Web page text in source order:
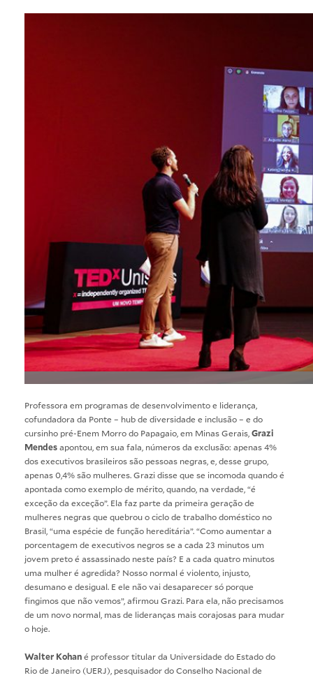
Professora em programas de desenvolvimento e liderança,
cofundadora da Ponte – hub de diversidade e inclusão – e do
cursinho pré-Enem Morro do Papagaio, em Minas Gerais,Grazi
Mendesapontou, em sua fala, números da exclusão: apenas 4%
dos executivos brasileiros são pessoas negras, e, desse grupo,
apenas 0,4% são mulheres. Grazi disse que se incomoda quando é
apontada como exemplo de mérito, quando, na verdade, “é
exceção da exceção”. Ela faz parte da primeira geração de
mulheres negras que quebrou o ciclo de trabalho doméstico no
Brasil, “uma espécie de função hereditária”. “Como aumentar a
porcentagem de executivos negros se a cada 23 minutos um
jovem preto é assassinado neste país? E a cada quatro minutos
uma mulher é agredida? Nosso normal é violento, injusto,
desumano e desigual. E ele não vai desaparecer só porque
fingimos que não vemos”, afirmou Grazi. Para ela, não precisamos
de um novo normal, mas de lideranças mais corajosas para mudar
o hoje.
Walter Kohané professor titular da Universidade do Estado do
Rio de Janeiro (UERJ), pesquisador do Conselho Nacional de